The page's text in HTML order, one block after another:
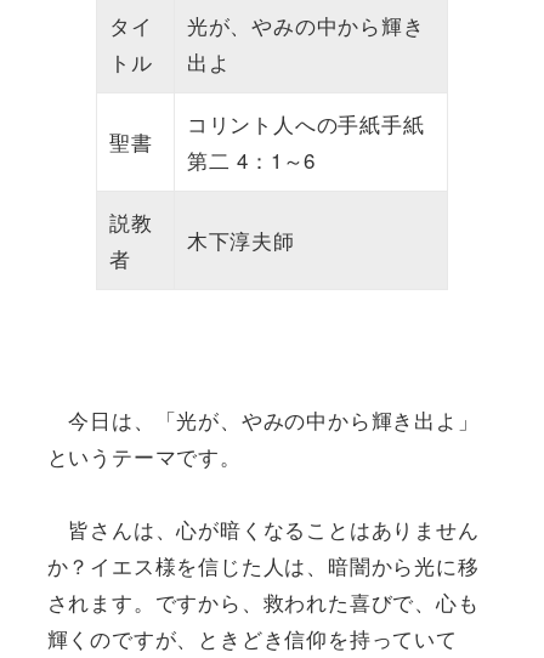
タイ
トル
光が、やみの中から輝き
出よ
聖書
コリント人への手紙手紙
第二 4：1～6
説教
者
木下淳夫師
今日は、「光が、やみの中から輝き出よ」
というテーマです。
皆さんは、心が暗くなることはありません
か？イエス様を信じた人は、暗闇から光に移
されます。ですから、救われた喜びで、心も
輝くのですが、ときどき信仰を持っていて